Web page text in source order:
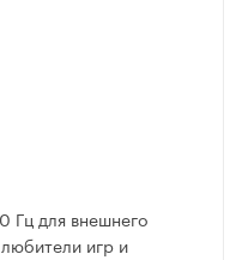
Гц для внешнего
игр и